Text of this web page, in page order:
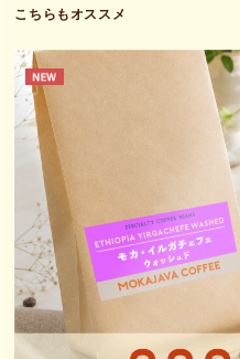
こちらもオススメ